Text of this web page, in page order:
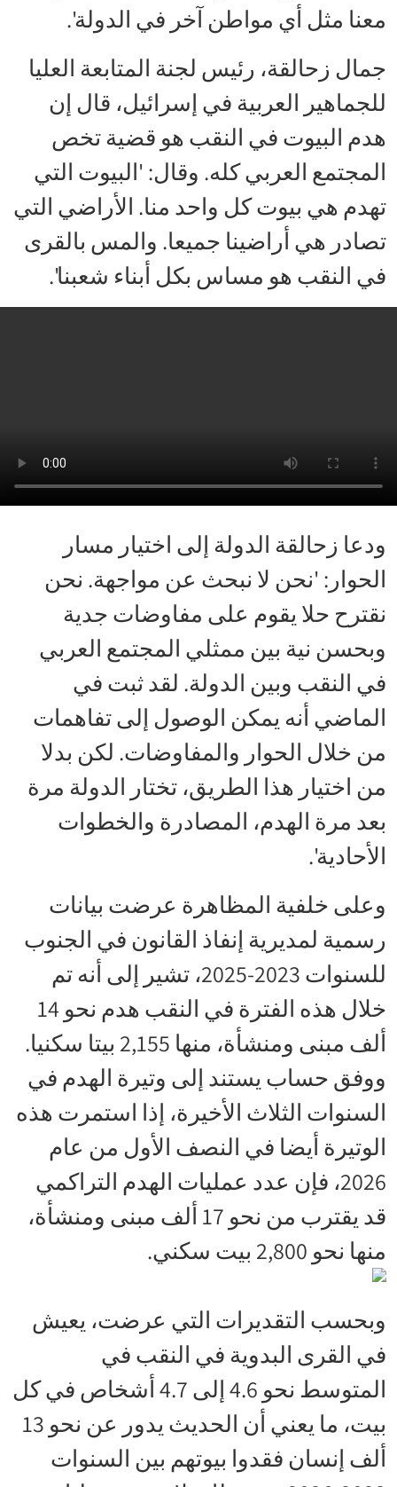
معنا مثل أي مواطن آخر في الدولة'.
جمال زحالقة، رئيس لجنة المتابعة العليا
للجماهير العربية في إسرائيل، قال إن
هدم البيوت في النقب هو قضية تخص
المجتمع العربي كله. وقال: 'البيوت التي
تهدم هي بيوت كل واحد منا. الأراضي التي
تصادر هي أراضينا جميعا. والمس بالقرى
في النقب هو مساس بكل أبناء شعبنا'.
ودعا زحالقة الدولة إلى اختيار مسار
الحوار: 'نحن لا نبحث عن مواجهة. نحن
نقترح حلا يقوم على مفاوضات جدية
وبحسن نية بين ممثلي المجتمع العربي
في النقب وبين الدولة. لقد ثبت في
الماضي أنه يمكن الوصول إلى تفاهمات
من خلال الحوار والمفاوضات. لكن بدلا
من اختيار هذا الطريق، تختار الدولة مرة
بعد مرة الهدم، المصادرة والخطوات
الأحادية'.
وعلى خلفية المظاهرة عرضت بيانات
رسمية لمديرية إنفاذ القانون في الجنوب
للسنوات 2023-2025، تشير إلى أنه تم
خلال هذه الفترة في النقب هدم نحو 14
ألف مبنى ومنشأة، منها 2,155 بيتا سكنيا.
ووفق حساب يستند إلى وتيرة الهدم في
السنوات الثلاث الأخيرة، إذا استمرت هذه
الوتيرة أيضا في النصف الأول من عام
2026، فإن عدد عمليات الهدم التراكمي
قد يقترب من نحو 17 ألف مبنى ومنشأة،
منها نحو 2,800 بيت سكني.
وبحسب التقديرات التي عرضت، يعيش
في القرى البدوية في النقب في
المتوسط نحو 4.6 إلى 4.7 أشخاص في كل
بيت، ما يعني أن الحديث يدور عن نحو 13
ألف إنسان فقدوا بيوتهم بين السنوات